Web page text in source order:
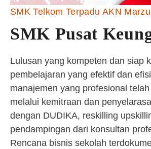
SMK Telkom Terpadu AKN
SMK Pusat
Lulusan yang kompeten dan siap
pembelajaran yang efektif dan
manajemen yang profesional
melalui kemitraan dan
dengan DUDIKA, reskilling
pendampingan dari konsultan
Rencana bisnis sekolah